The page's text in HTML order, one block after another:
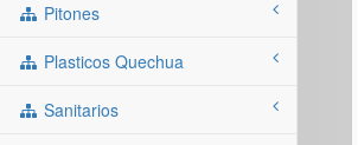
Pitones
Plasticos Quechua
Sanitarios